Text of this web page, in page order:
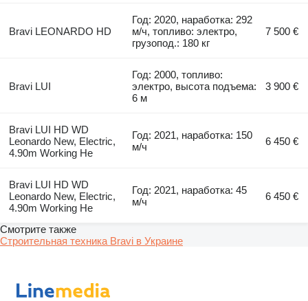
Bravi LEONARDO HD
Год: 2020, наработка: 292
м/ч, топливо: электро,
грузопод.: 180 кг
7 500 €
Bravi LUI
Год: 2000, топливо:
электро, высота подъема:
6 м
3 900 €
Bravi LUI HD WD
Leonardo New, Electric,
4.90m Working He
Год: 2021, наработка: 150
м/ч
6 450 €
Bravi LUI HD WD
Leonardo New, Electric,
4.90m Working He
Год: 2021, наработка: 45
м/ч
6 450 €
Смотрите также
Строительная техника Bravi в Украине